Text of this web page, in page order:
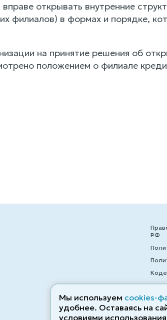
открывать внутренние
филиалов) в формах и порядке,
на принятие решения об
положением о филиале
РФ
©
Мы используем cookies-
удобнее. Оставаясь на
условиями